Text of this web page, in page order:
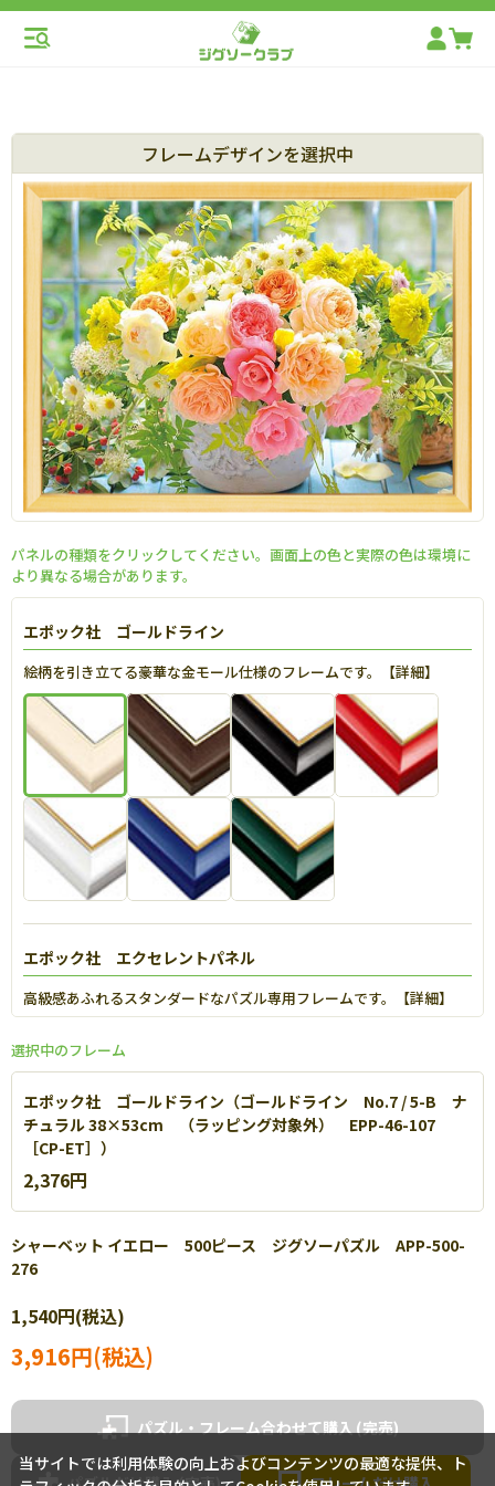
フレームデザインを選択中
パネルの種類をクリックしてください。画面上の色と実際の色は環境に
より異なる場合があります。
エポック社 ゴールドライン
絵柄を引き立てる豪華な金モール仕様のフレームです。【詳細】
エポック社 エクセレントパネル
高級感あふれるスタンダードなパズル専用フレームです。【詳細】
軽量なアルミを使用し丈夫で扱いやすいパネルです。【
選択中のフレーム
エポック社 ゴールドライン（ゴールドライン No.7 / 5-B ナ
チュラル 38×53cm （ラッピング対象外） EPP-46-107
［CP-ET］）
2,376円
シャーベット イエロー 500ピース ジグソーパズル APP-500-
276
1,540円(税込)
3,916円(税込)
パズル・フレーム合わせて購入
当サイトでは利用体験の向上およびコンテンツの最適な提供、ト